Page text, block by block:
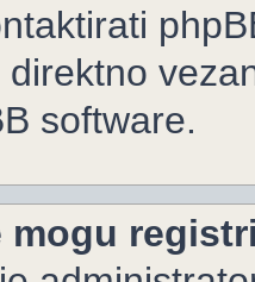
software.
mogu